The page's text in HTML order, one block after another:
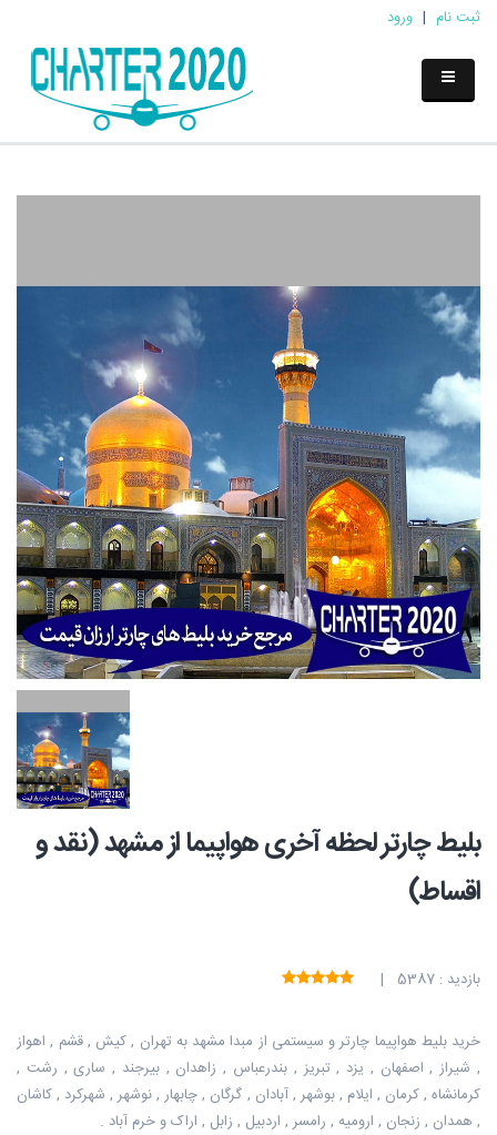
ثبت نام | ورود
بلیط چارتر لحظه آخری هواپیما از مشهد (نقد و
اقساط)
بازدید : 5387 |
خرید بلیط هواپیما چارتر و سیستمی از مبدا مشهد به تهران , کیش , قشم , اهواز
, شیراز , اصفهان , یزد , تبریز , بندرعباس , زاهدان , بیرجند , ساری , رشت ,
کرمانشاه , کرمان , ایلام , بوشهر , آبادان , گرگان , چابهار , نوشهر , شهرکرد , کاشان
, همدان , زنجان , ارومیه , رامسر , اردبیل , زابل , اراک و خرم آباد .